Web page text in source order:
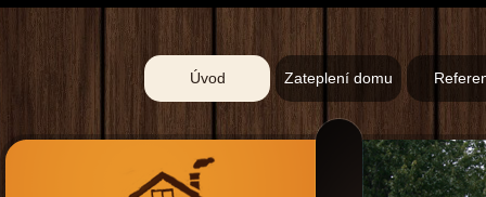
Úvod Zateplení domu